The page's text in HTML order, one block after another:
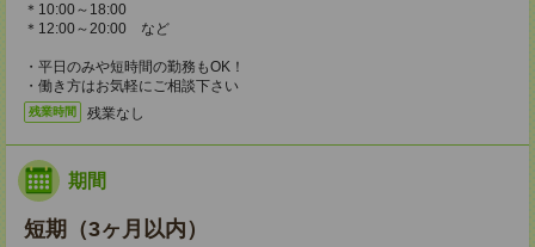
＊10:00～18:00
＊12:00～20:00 など
・平日のみや短時間の勤務もOK！
・働き方はお気軽にご相談下さい
残業時間 残業なし
期間
短期（3ヶ月以内）